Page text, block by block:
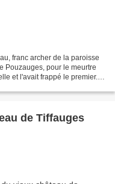
franc archer de la paroisse
Pouzauges, pour le meurtre
et l'avait frappé le premier.
de Tiffauges